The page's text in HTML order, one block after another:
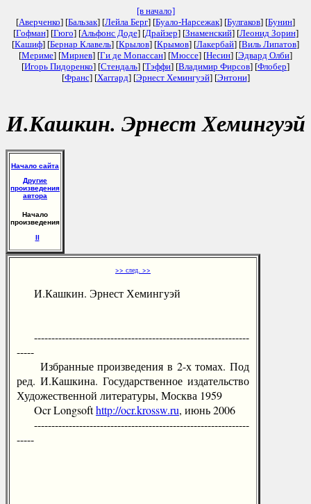
[в начало]
[Аверченко] [Бальзак] [Лейла Берг] [Буало-Нарсежак] [Булгаков] [Бунин]
[Гофман] [Гюго] [Альфонс Доде] [Драйзер] [Знаменский] [Леонид Зорин]
[Кашиф] [Бернар Клавель] [Крылов] [Крымов] [Лакербай] [Виль Липатов]
[Мериме] [Мирнев] [Ги де Мопассан] [Мюссе] [Несин] [Эдвард Олби]
[Игорь Пидоренко] [Стендаль] [Тэффи] [Владимир Фирсов] [Флобер]
[Франс] [Хаггард] [Эрнест Хемингуэй] [Энтони]
И.Кашкин. Эрнест Хемингуэй
Начало сайта
Другие
произведения
автора
Начало
произведения
II
>> след. >>
И.Кашкин. Эрнест Хемингуэй
--------------------------------------------------------------
-----
Избранные произведения в 2-х томах. Под
ред. И.Кашкина. Государственное издательство
Художественной литературы, Москва 1959
Ocr Longsofthttp://ocr.krossw.ru, июнь 2006
--------------------------------------------------------------
-----